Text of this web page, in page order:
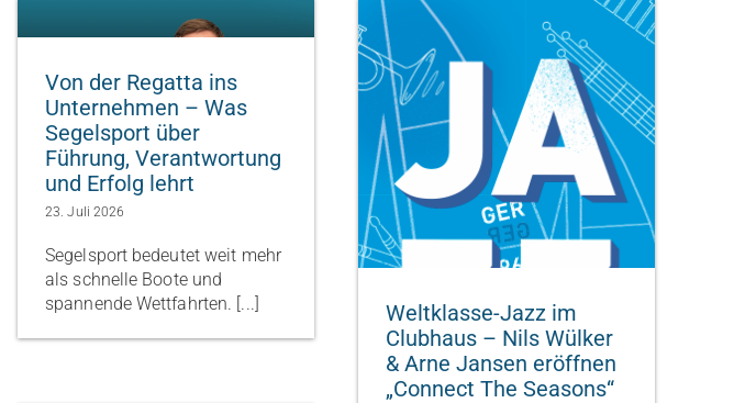
Von der Regatta ins
Unternehmen – Was
Segelsport über
Führung, Verantwortung
und Erfolg lehrt
23. Juli 2026
Segelsport bedeutet weit mehr
als schnelle Boote und
spannende Wettfahrten. [...]
Weltklasse-Jazz im
Clubhaus – Nils Wülker
& Arne Jansen eröffnen
„Connect The Seasons“